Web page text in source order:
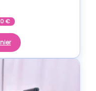
€